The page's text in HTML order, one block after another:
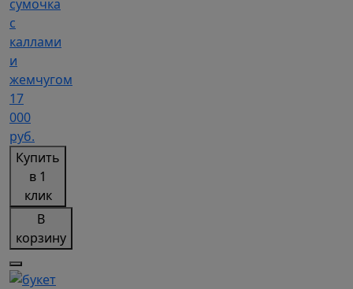
сумочка
с
каллами
и
жемчугом
17
000
руб.
Купить
в 1
клик
В
корзину